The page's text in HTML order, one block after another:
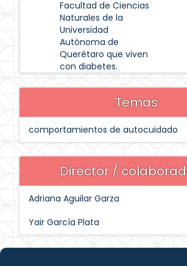
Facultad de Ciencias
Naturales de la
Universidad
Autónoma de
Querétaro que viven
con diabetes.
Temas
comportamientos de autocuidado
Director /
Adriana Aguilar Garza
Yair García Plata